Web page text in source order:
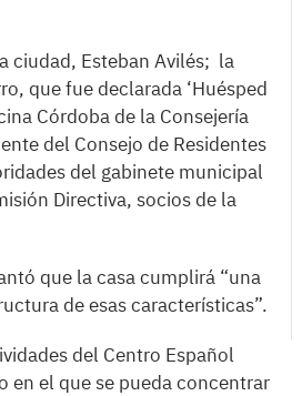
ciudad, Esteban Avilés; la
que fue declarada ‘Huésped
Córdoba de la Consejería
del Consejo de Residentes
del gabinete municipal
Directiva, socios de la
que la casa cumplirá “una
de esas características”.
del Centro Español
en el que se pueda concentrar